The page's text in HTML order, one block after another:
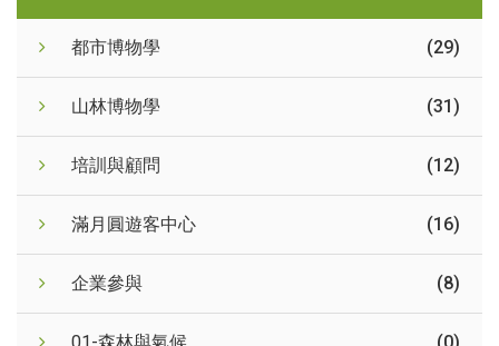
都市博物學 (29)
山林博物學 (31)
培訓與顧問 (12)
滿月圓遊客中心 (16)
企業參與 (8)